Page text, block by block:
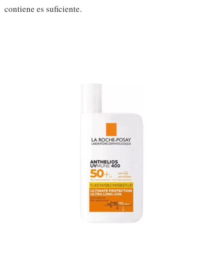
contiene es suficiente.